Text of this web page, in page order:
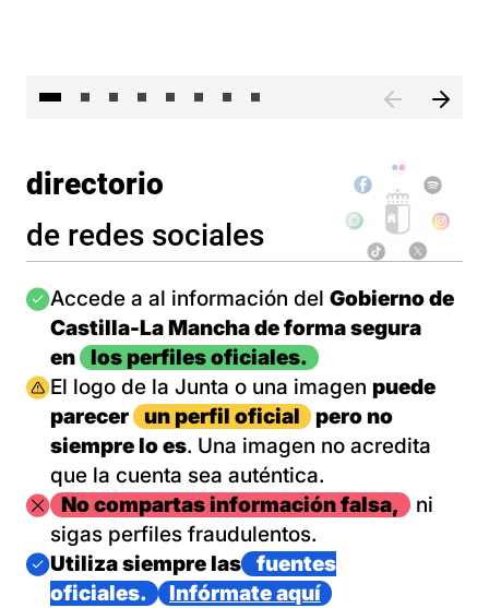
directorio
de redes sociales
Imagen
Accede a al información del Gobierno de
Castilla-La Mancha de forma segura
en
los perfiles oficiales.
Imagen
El logo de la Junta o una imagen puede
parecer
un perfil oficial
pero no
siempre lo es. Una imagen no acredita
que la cuenta sea auténtica.
ImagenNo compartas información falsa,
ni
sigas perfiles fraudulentos.
Imagen
Utiliza siempre las
fuentes
oficiales.
Infórmate aquí